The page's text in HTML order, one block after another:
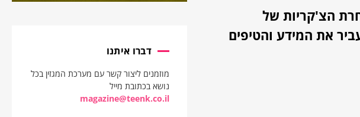
הצ'קריות של
את המידע והטיפים
דברו איתנו
מוזמנים ליצור קשר עם מערכת המגזין בכל
נושא בכתובת מייל
magazine@teenk.co.il